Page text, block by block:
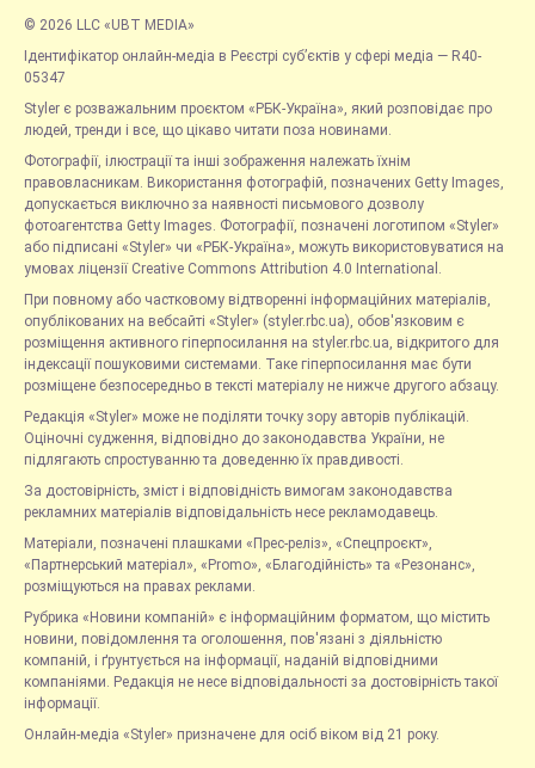
© 2026 LLC «UBT MEDIA»
Ідентифікатор онлайн-медіа в Реєстрі суб’єктів у сфері медіа — R40-
05347
Styler є розважальним проєктом «РБК-Україна», який розповідає про
людей, тренди і все, що цікаво читати поза новинами.
Фотографії, ілюстрації та інші зображення належать їхнім
правовласникам. Використання фотографій, позначених Getty Images,
допускається виключно за наявності письмового дозволу
фотоагентства Getty Images. Фотографії, позначені логотипом «Styler»
або підписані «Styler» чи «РБК-Україна», можуть використовуватися на
умовах ліцензії Creative Commons Attribution 4.0 International.
При повному або частковому відтворенні інформаційних матеріалів,
опублікованих на вебсайті «Styler» (styler.rbc.ua), обов'язковим є
розміщення активного гіперпосилання на styler.rbc.ua, відкритого для
індексації пошуковими системами. Таке гіперпосилання має бути
розміщене безпосередньо в тексті матеріалу не нижче другого абзацу.
Редакція «Styler» може не поділяти точку зору авторів публікацій.
Оціночні судження, відповідно до законодавства України, не
підлягають спростуванню та доведенню їх правдивості.
За достовірність, зміст і відповідність вимогам законодавства
рекламних матеріалів відповідальність несе рекламодавець.
Матеріали, позначені плашками «Прес-реліз», «Спецпроєкт»,
«Партнерський матеріал», «Promo», «Благодійність» та «Резонанс»,
розміщуються на правах реклами.
Рубрика «Новини компаній» є інформаційним форматом, що містить
новини, повідомлення та оголошення, пов'язані з діяльністю
компаній, і ґрунтується на інформації, наданій відповідними
компаніями. Редакція не несе відповідальності за достовірність такої
інформації.
Онлайн-медіа «Styler» призначене для осіб віком від 21 року.